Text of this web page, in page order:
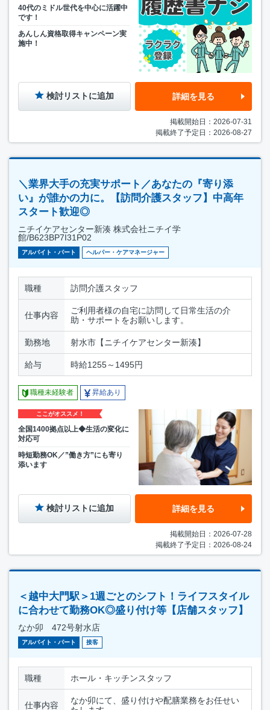
40代のミドル世代を中心に活躍中
です！
あんしん資格取得キャンペーン実
施中！
検討リストに追加 詳細を見る
掲載開始日：2026-07-31
掲載終了予定日：2026-08-27
＼業界大手の充実サポート／あなたの『寄り添
い』が誰かの力に。【訪問介護スタッフ】中高年
スタート歓迎◎
ニチイケアセンター新湊 株式会社ニチイ学
館/B623BP7I31P02
アルバイト・パート ヘルパー・ケアマネージャー
職種 訪問介護スタッフ
仕事内容
ご利用者様の自宅に訪問して日常生活の介
助・サポートをお願いします。
勤務地 射水市【ニチイケアセンター新湊】
給与 時給1255～1495円
職種未経験者 昇給あり
ここがオススメ！
全国1400拠点以上◆生活の変化に
対応可
時短勤務OK／”働き方”にも寄り
添います
検討リストに追加 詳細を見る
掲載開始日：2026-07-28
掲載終了予定日：2026-08-24
＜越中大門駅＞1週ごとのシフト！ライフスタイル
に合わせて勤務OK◎盛り付け等【店舗スタッフ】
なか卯 472号射水店
アルバイト・パート 接客
職種 ホール・キッチンスタッフ
仕事内容
なか卯にて、盛り付けや配膳業務をお任せい